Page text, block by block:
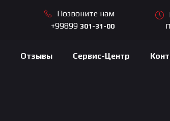
Позвоните нам
+99899 301-31-00
Отзывы Сервис-Центр